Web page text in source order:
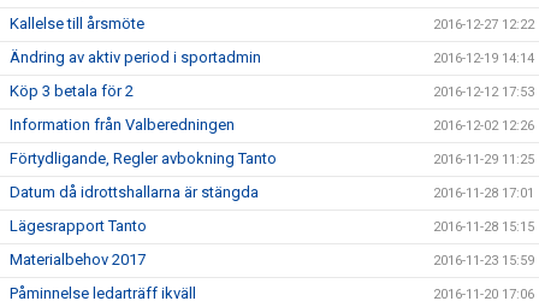
Kallelse till årsmöte 2016-12-27 12:22
Ändring av aktiv period i sportadmin 2016-12-19 14:14
Köp 3 betala för 2 2016-12-12 17:53
Information från Valberedningen 2016-12-02 12:26
Förtydligande, Regler avbokning Tanto 2016-11-29 11:25
Datum då idrottshallarna är stängda 2016-11-28 17:01
Lägesrapport Tanto 2016-11-28 15:15
Materialbehov 2017 2016-11-23 15:59
Påminnelse ledarträff ikväll 2016-11-20 17:06